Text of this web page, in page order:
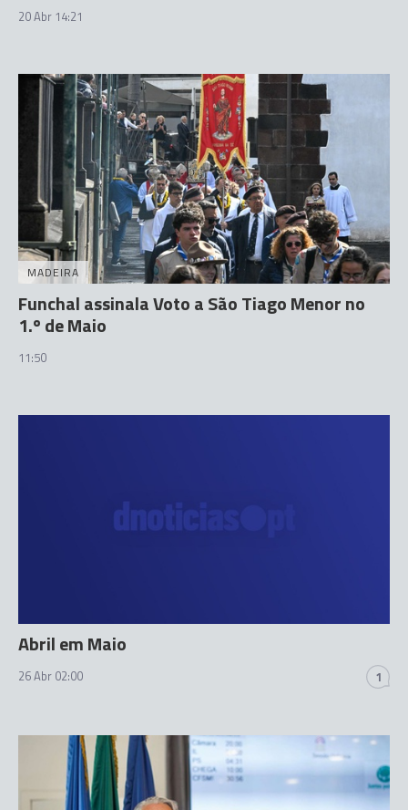
20 Abr 14:21
MADEIRA
Funchal assinala Voto a São Tiago Menor no
1.º de Maio
11:50
Abril em Maio
26 Abr 02:00 1